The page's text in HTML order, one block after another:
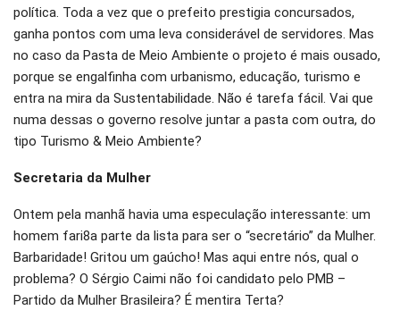
política. Toda a vez que o prefeito prestigia concursados,
ganha pontos com uma leva considerável de servidores. Mas
no caso da Pasta de Meio Ambiente o projeto é mais ousado,
porque se engalfinha com urbanismo, educação, turismo e
entra na mira da Sustentabilidade. Não é tarefa fácil. Vai que
numa dessas o governo resolve juntar a pasta com outra, do
tipo Turismo & Meio Ambiente?
Secretaria da Mulher
Ontem pela manhã havia uma especulação interessante: um
homem fari8a parte da lista para ser o “secretário” da Mulher.
Barbaridade! Gritou um gaúcho! Mas aqui entre nós, qual o
problema? O Sérgio Caimi não foi candidato pelo PMB –
Partido da Mulher Brasileira? É mentira Terta?